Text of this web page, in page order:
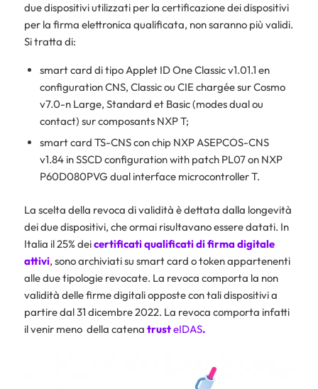
due dispositivi utilizzati per la certificazione dei dispositivi
per la firma elettronica qualificata, non saranno più validi.
Si tratta di:
smart card di tipo Applet ID One Classic v1.01.1 en
configuration CNS, Classic ou CIE chargée sur Cosmo
v7.0-n Large, Standard et Basic (modes dual ou
contact) sur composants NXP T;
smart card TS-CNS con chip NXP ASEPCOS-CNS
v1.84 in SSCD configuration with patch PL07 on NXP
P60D080PVG dual interface microcontroller T.
La scelta della revoca di validità è dettata dalla longevità
dei due dispositivi, che ormai risultavano essere datati. In
Italia il 25% deicertificati qualificati di firma digitale
attivi, sono archiviati su smart card o token appartenenti
alle due tipologie revocate. La revoca comporta la non
validità delle firme digitali opposte con tali dispositivi a
partire dal 31 dicembre 2022. La revoca comporta infatti
il venir meno della catena trusteIDAS.